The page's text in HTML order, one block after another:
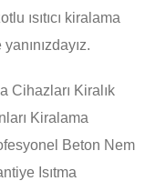
ısıtıcı kiralama
Cihazları Kiralık
Kiralama
Beton Nem
Isıtma